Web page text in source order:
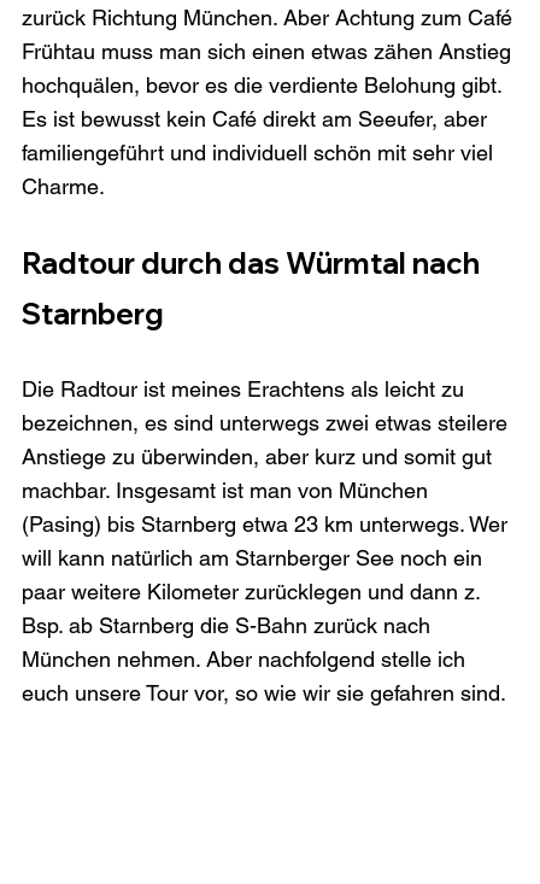
zurück Richtung München. Aber Achtung zum Café
Frühtau muss man sich einen etwas zähen Anstieg
hochquälen, bevor es die verdiente Belohung gibt.
Es ist bewusst kein Café direkt am Seeufer, aber
familiengeführt und individuell schön mit sehr viel
Charme.
Radtour durch das Würmtal nach
Starnberg
Die Radtour ist meines Erachtens als leicht zu
bezeichnen, es sind unterwegs zwei etwas steilere
Anstiege zu überwinden, aber kurz und somit gut
machbar. Insgesamt ist man von München
(Pasing) bis Starnberg etwa 23 km unterwegs. Wer
will kann natürlich am Starnberger See noch ein
paar weitere Kilometer zurücklegen und dann z.
Bsp. ab Starnberg die S-Bahn zurück nach
München nehmen. Aber nachfolgend stelle ich
euch unsere Tour vor, so wie wir sie gefahren sind.